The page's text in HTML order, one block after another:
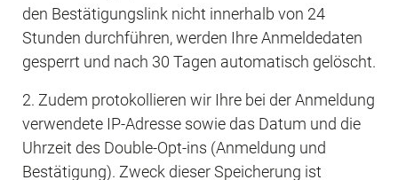
den Bestätigungslink nicht innerhalb von 24
Stunden durchführen, werden Ihre Anmeldedaten
gesperrt und nach 30 Tagen automatisch gelöscht.
2. Zudem protokollieren wir Ihre bei der Anmeldung
verwendete IP-Adresse sowie das Datum und die
Uhrzeit des Double-Opt-ins (Anmeldung und
Bestätigung). Zweck dieser Speicherung ist